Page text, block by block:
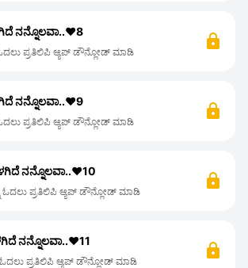
ನನ್ನೊಲವಾ..❤️8
ಪ್ರತಿಲಿಪಿ ಆ್ಯಪ್ ಡೌನ್ಲೋಡ್ ಮಾಡಿ
ನನ್ನೊಲವಾ..❤️9
ಪ್ರತಿಲಿಪಿ ಆ್ಯಪ್ ಡೌನ್ಲೋಡ್ ಮಾಡಿ
ನನ್ನೊಲವಾ..❤️10
ಓದಲು ಪ್ರತಿಲಿಪಿ ಆ್ಯಪ್ ಡೌನ್ಲೋಡ್ ಮಾಡಿ
ನನ್ನೊಲವಾ..❤️11
ಓದಲು ಪ್ರತಿಲಿಪಿ ಆ್ಯಪ್ ಡೌನ್ಲೋಡ್ ಮಾಡಿ